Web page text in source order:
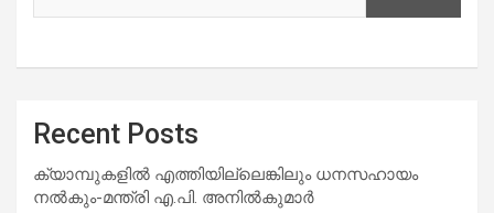
Recent Posts
ക്യാമ്പുകളിൽ എത്തിയില്ലെങ്കിലും ധനസഹായം
നൽകും-മന്ത്രി എ.പി. അനിൽകുമാർ